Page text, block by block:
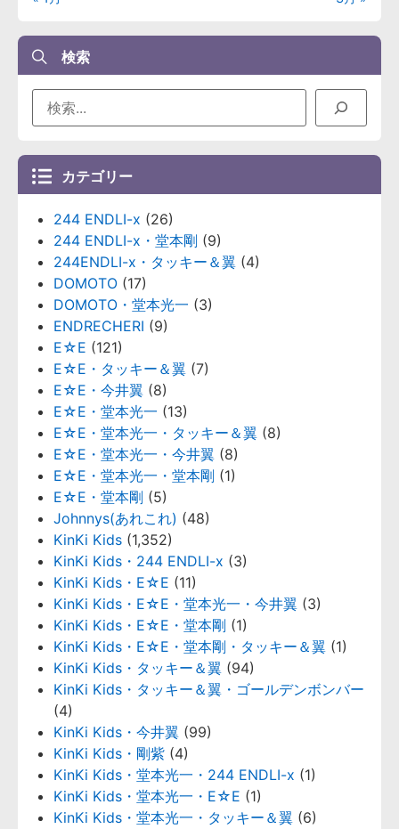
検索
カテゴリー
244 ENDLI-x (26)
244 ENDLI-x・堂本剛 (9)
244ENDLI-x・タッキー＆翼 (4)
DOMOTO (17)
DOMOTO・堂本光一 (3)
ENDRECHERI (9)
E☆E (121)
E☆E・タッキー＆翼 (7)
E☆E・今井翼 (8)
E☆E・堂本光一 (13)
E☆E・堂本光一・タッキー＆翼 (8)
E☆E・堂本光一・今井翼 (8)
E☆E・堂本光一・堂本剛 (1)
E☆E・堂本剛 (5)
Johnnys(あれこれ) (48)
KinKi Kids (1,352)
KinKi Kids・244 ENDLI-x (3)
KinKi Kids・E☆E (11)
KinKi Kids・E☆E・堂本光一・今井翼 (3)
KinKi Kids・E☆E・堂本剛 (1)
KinKi Kids・E☆E・堂本剛・タッキー＆翼 (1)
KinKi Kids・タッキー＆翼 (94)
KinKi Kids・タッキー＆翼・ゴールデンボンバー
(4)
KinKi Kids・今井翼 (99)
KinKi Kids・剛紫 (4)
KinKi Kids・堂本光一・244 ENDLI-x (1)
KinKi Kids・堂本光一・E☆E (1)
KinKi Kids・堂本光一・タッキー＆翼 (6)